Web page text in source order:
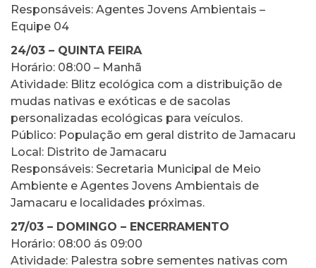
Responsáveis: Agentes Jovens Ambientais –
Equipe 04
24/03 – QUINTA FEIRA
Horário: 08:00 – Manhã
Atividade: Blitz ecológica com a distribuição de
mudas nativas e exóticas e de sacolas
personalizadas ecológicas para veículos.
Público: População em geral distrito de Jamacaru
Local: Distrito de Jamacaru
Responsáveis: Secretaria Municipal de Meio
Ambiente e Agentes Jovens Ambientais de
Jamacaru e localidades próximas.
27/03 – DOMINGO – ENCERRAMENTO
Horário: 08:00 ás 09:00
Atividade: Palestra sobre sementes nativas com